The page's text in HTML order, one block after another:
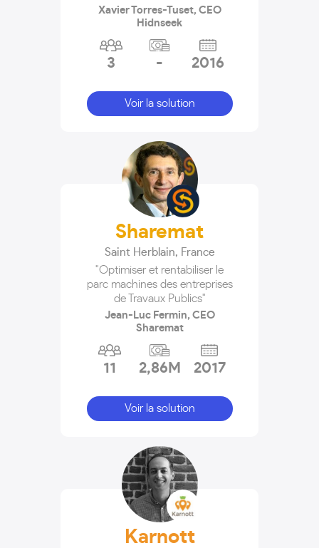
Xavier Torres-Tuset, CEO
Hidnseek
3 - 2016
Voir la solution
Sharemat
Saint Herblain, France
"Optimiser et rentabiliser le
parc machines des entreprises
de Travaux Publics"
Jean-Luc Fermin, CEO
Sharemat
11 2,86M 2017
Voir la solution
Karnott